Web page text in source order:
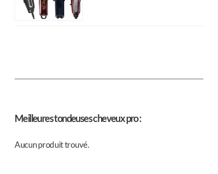
Meilleures tondeuses cheveux pro :
Aucun produit trouvé.